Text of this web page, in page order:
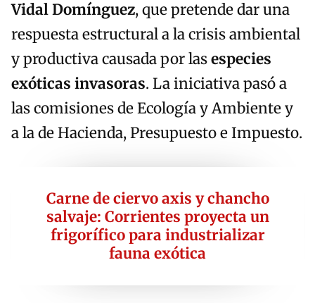
Vidal Domínguez, que pretende dar una
respuesta estructural a la crisis ambiental
y productiva causada por lasespecies
exóticas invasoras. La iniciativa pasó a
las comisiones de Ecología y Ambiente y
a la de Hacienda, Presupuesto e Impuesto.
Carne de ciervo axis y chancho
salvaje: Corrientes proyecta un
frigorífico para industrializar
fauna exótica